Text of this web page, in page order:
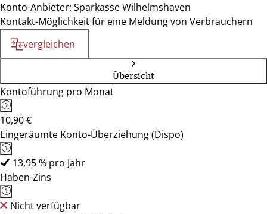
Konto-Anbieter: Sparkasse Wilhelmshaven
Kontakt-Möglichkeit für eine Meldung von Verbrauchern
vergleichen
Übersicht
Kontoführung pro Monat
10,90 €
Eingeräumte Konto-Überziehung (Dispo)
13,95 % pro Jahr
Haben-Zins
Nicht verfügbar